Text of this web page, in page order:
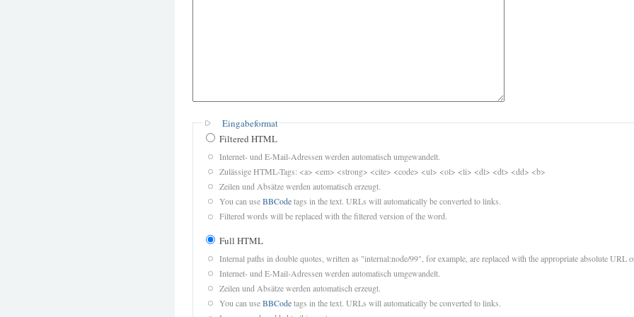
Eingabeformat
Filtered HTML
Internet- und E-Mail-Adressen werden automatisch umgewandelt.
Zulässige HTML-Tags: <a> <em> <strong> <cite> <code> <ul> <ol> <li> <dl> <dt> <dd> <b>
Zeilen und Absätze werden automatisch erzeugt.
You can useBBCodetags in the text. URLs will automatically be converted to links.
Filtered words will be replaced with the filtered version of the word.
Full HTML
Internal paths in double quotes, written as "internal:node/99", for example, are replaced with the appropriate absolute URL
Internet- und E-Mail-Adressen werden automatisch umgewandelt.
Zeilen und Absätze werden automatisch erzeugt.
You can useBBCodetags in the text. URLs will automatically be converted to links.